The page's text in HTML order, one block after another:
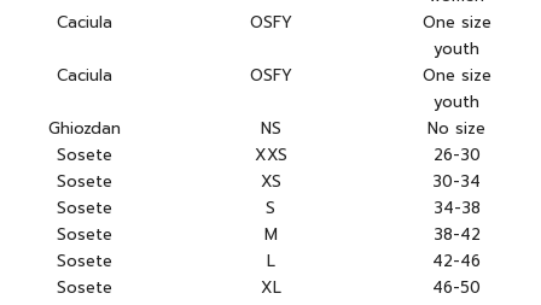
Caciula
OSFY
One size
youth
Caciula
OSFY
One size
youth
Ghiozdan
NS
No size
Sosete
XXS
26-30
Sosete
XS
30-34
Sosete
S
34-38
Sosete
M
38-42
Sosete
L
42-46
Sosete
XL 46-50